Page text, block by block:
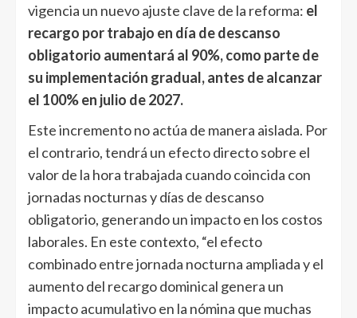
vigencia un nuevo ajuste clave de la reforma: el
recargo por trabajo en día de descanso
obligatorio aumentará al 90%, como parte de
su implementación gradual, antes de alcanzar
el 100% en julio de 2027.
Este incremento no actúa de manera aislada. Por
el contrario, tendrá un efecto directo sobre el
valor de la hora trabajada cuando coincida con
jornadas nocturnas y días de descanso
obligatorio, generando un impacto en los costos
laborales. En este contexto, “el efecto
combinado entre jornada nocturna ampliada y el
aumento del recargo dominical genera un
impacto acumulativo en la nómina que muchas